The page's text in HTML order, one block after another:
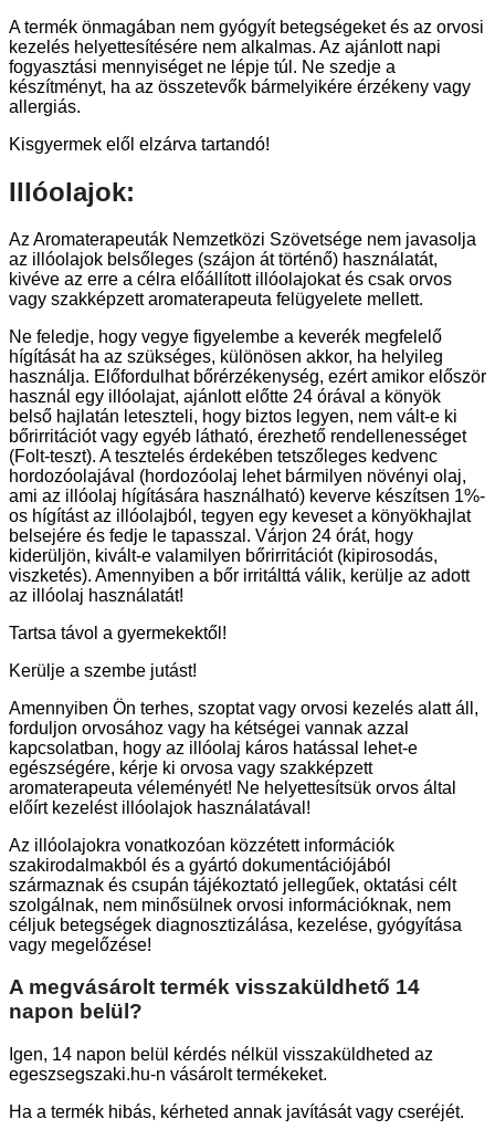
A termék önmagában nem gyógyít betegségeket és az orvosi
kezelés helyettesítésére nem alkalmas. Az ajánlott napi
fogyasztási mennyiséget ne lépje túl. Ne szedje a
készítményt, ha az összetevők bármelyikére érzékeny vagy
allergiás.
Kisgyermek elől elzárva tartandó!
Illóolajok:
Az Aromaterapeuták Nemzetközi Szövetsége nem javasolja
az illóolajok belsőleges (szájon át történő) használatát,
kivéve az erre a célra előállított illóolajokat és csak orvos
vagy szakképzett aromaterapeuta felügyelete mellett.
Ne feledje, hogy vegye figyelembe a keverék megfelelő
hígítását ha az szükséges, különösen akkor, ha helyileg
használja. Előfordulhat bőrérzékenység, ezért amikor először
használ egy illóolajat, ajánlott előtte 24 órával a könyök
belső hajlatán leteszteli, hogy biztos legyen, nem vált-e ki
bőrirritációt vagy egyéb látható, érezhető rendellenességet
(Folt-teszt). A tesztelés érdekében tetszőleges kedvenc
hordozóolajával (hordozóolaj lehet bármilyen növényi olaj,
ami az illóolaj hígítására használható) keverve készítsen 1%-
os hígítást az illóolajból, tegyen egy keveset a könyökhajlat
belsejére és fedje le tapasszal. Várjon 24 órát, hogy
kiderüljön, kivált-e valamilyen bőrirritációt (kipirosodás,
viszketés). Amennyiben a bőr irritálttá válik, kerülje az adott
az illóolaj használatát!
Tartsa távol a gyermekektől!
Kerülje a szembe jutást!
Amennyiben Ön terhes, szoptat vagy orvosi kezelés alatt áll,
forduljon orvosához vagy ha kétségei vannak azzal
kapcsolatban, hogy az illóolaj káros hatással lehet-e
egészségére, kérje ki orvosa vagy szakképzett
aromaterapeuta véleményét! Ne helyettesítsük orvos által
előírt kezelést illóolajok használatával!
Az illóolajokra vonatkozóan közzétett információk
szakirodalmakból és a gyártó dokumentációjából
származnak és csupán tájékoztató jellegűek, oktatási célt
szolgálnak, nem minősülnek orvosi információknak, nem
céljuk betegségek diagnosztizálása, kezelése, gyógyítása
vagy megelőzése!
A megvásárolt termék visszaküldhető 14
napon belül?
Igen, 14 napon belül kérdés nélkül visszaküldheted az
egeszsegszaki.hu-n vásárolt termékeket.
Ha a termék hibás, kérheted annak javítását vagy cseréjét.